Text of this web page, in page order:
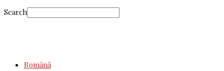
Search
Română